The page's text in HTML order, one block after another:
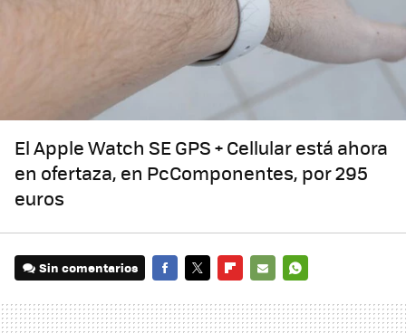
El Apple Watch SE GPS + Cellular está ahora
en ofertaza, en PcComponentes, por 295
euros
Sin comentarios
MAIL